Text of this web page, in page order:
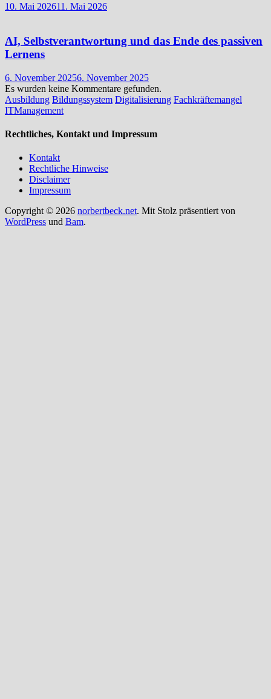
10. Mai 202611. Mai 2026
AI, Selbstverantwortung und das Ende des passiven
Lernens
6. November 20256. November 2025
Es wurden keine Kommentare gefunden.
Ausbildung Bildungssystem Digitalisierung Fachkräftemangel
ITManagement
Rechtliches, Kontakt und Impressum
Kontakt
Rechtliche Hinweise
Disclaimer
Impressum
Copyright © 2026 norbertbeck.net. Mit Stolz präsentiert von
WordPress und Bam.